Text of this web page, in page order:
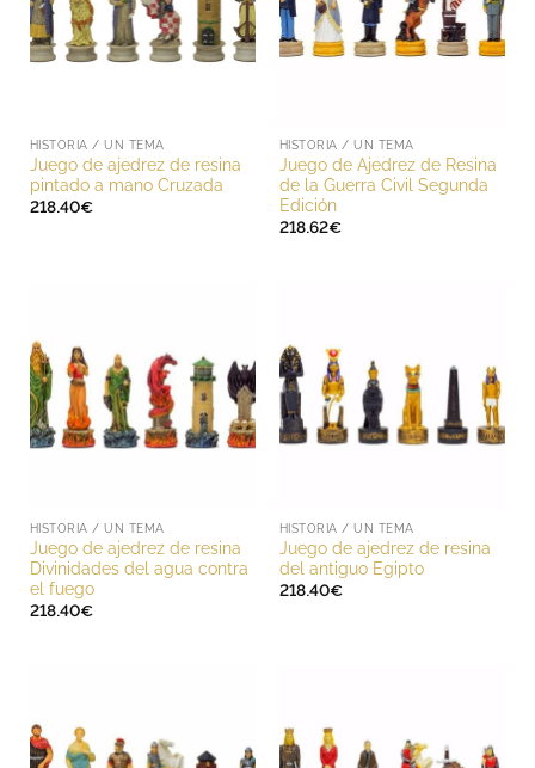
HISTORIA / UN TEMA
Juego de ajedrez de resina
pintado a mano Cruzada
218.40€
HISTORIA / UN TEMA
Juego de Ajedrez de Resina
de la Guerra Civil Segunda
Edición
218.62€
HISTORIA / UN TEMA
Juego de ajedrez de resina
Divinidades del agua contra
el fuego
218.40€
HISTORIA / UN TEMA
Juego de ajedrez de resina
del antiguo Egipto
218.40€